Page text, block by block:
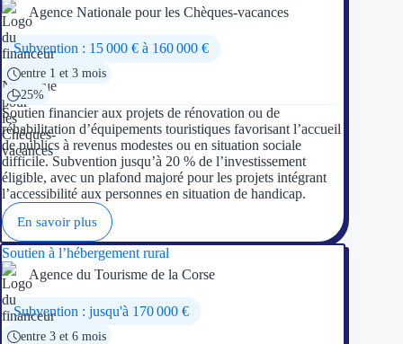
Agence Nationale pour les Chèques-vacances
Subvention : 15 000 € à 160 000 €
entre 1 et 3 mois
25%
Soutien financier aux projets de rénovation ou de
réhabilitation d’équipements touristiques favorisant l’accueil
de publics à revenus modestes ou en situation sociale
difficile. Subvention jusqu’à 20 % de l’investissement
éligible, avec un plafond majoré pour les projets intégrant
l’accessibilité aux personnes en situation de handicap.
En savoir plus
Soutien à l’hébergement rural
Agence du Tourisme de la Corse
Subvention : jusqu'à 170 000 €
entre 3 et 6 mois